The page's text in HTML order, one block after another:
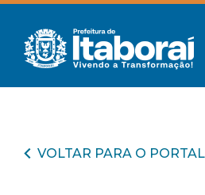
VOLTAR PARA O